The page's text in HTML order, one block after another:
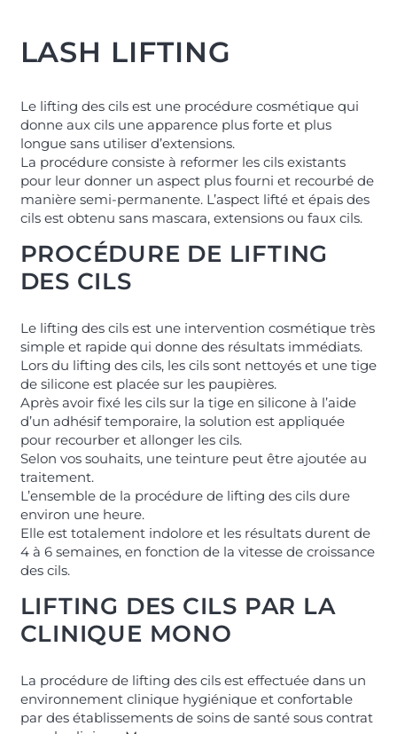
LASH LIFTING
Le lifting des cils est une procédure cosmétique qui
donne aux cils une apparence plus forte et plus
longue sans utiliser d’extensions.
La procédure consiste à reformer les cils existants
pour leur donner un aspect plus fourni et recourbé de
manière semi-permanente. L’aspect lifté et épais des
cils est obtenu sans mascara, extensions ou faux cils.
PROCÉDURE DE LIFTING
DES CILS
Le lifting des cils est une intervention cosmétique très
simple et rapide qui donne des résultats immédiats.
Lors du lifting des cils, les cils sont nettoyés et une tige
de silicone est placée sur les paupières.
Après avoir fixé les cils sur la tige en silicone à l’aide
d’un adhésif temporaire, la solution est appliquée
pour recourber et allonger les cils.
Selon vos souhaits, une teinture peut être ajoutée au
traitement.
L’ensemble de la procédure de lifting des cils dure
environ une heure.
Elle est totalement indolore et les résultats durent de
4 à 6 semaines, en fonction de la vitesse de croissance
des cils.
LIFTING DES CILS PAR LA
CLINIQUE MONO
La procédure de lifting des cils est effectuée dans un
environnement clinique hygiénique et confortable
par des établissements de soins de santé sous contrat